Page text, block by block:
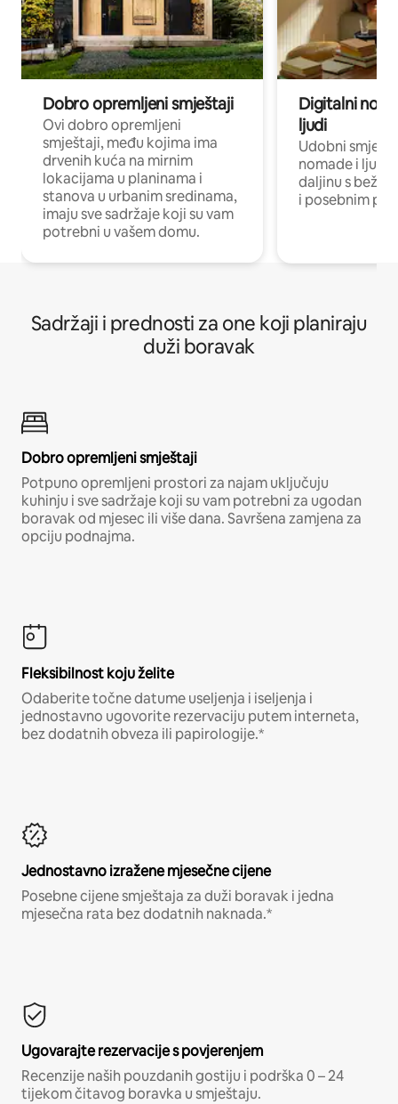
Dobro opremljeni smještaji
Ovi dobro opremljeni
smještaji, među kojima ima
drvenih kuća na mirnim
lokacijama u planinama i
stanova u urbanim sredinama,
imaju sve sadržaje koji su vam
potrebni u vašem domu.
Digitalni
ljudi
Udobni
nomade i ljude
daljinu s
i posebnim
Sadržaji i prednosti za one koji planiraju
duži boravak
Dobro opremljeni smještaji
Potpuno opremljeni prostori za najam uključuju
kuhinju i sve sadržaje koji su vam potrebni za ugodan
boravak od mjesec ili više dana. Savršena zamjena za
opciju podnajma.
Fleksibilnost koju želite
Odaberite točne datume useljenja i iseljenja i
jednostavno ugovorite rezervaciju putem interneta,
bez dodatnih obveza ili papirologije.*
Jednostavno izražene mjesečne cijene
Posebne cijene smještaja za duži boravak i jedna
mjesečna rata bez dodatnih naknada.*
Ugovarajte rezervacije s povjerenjem
Recenzije naših pouzdanih gostiju i podrška 0 – 24
tijekom čitavog boravka u smještaju.